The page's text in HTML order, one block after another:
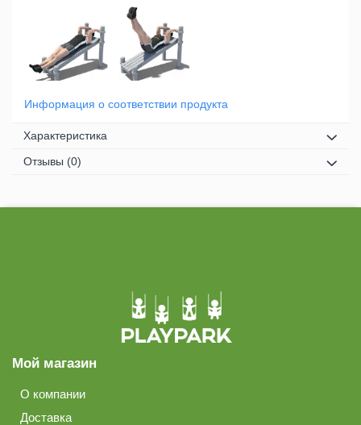
Информация о соответствии продукта
Характеристика
Отзывы (0)
Мой магазин
О компании
Доставка